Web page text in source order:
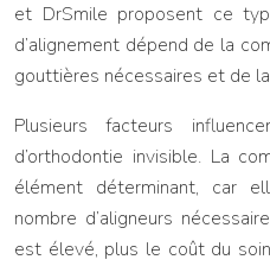
et DrSmile proposent ce
d’alignement dépend de la
gouttières nécessaires et de
Plusieurs facteurs
d’orthodontie invisible. La
élément déterminant, car
nombre d’aligneurs
est élevé, plus le coût du